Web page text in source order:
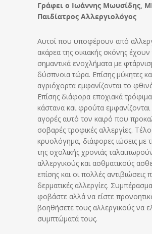
Γράφει ο Ιωάννης Μωυσίδης,
Παιδίατρος Αλλεργιολόγος
Αυτοί που υποφέρουν από
ακάρεα της οικιακής σκόνης
σημαντικά ενοχλήματα με
δύσπνοια τώρα. Επίσης μύκητες
αγριόχορτα εμφανίζονται το
Επίσης διάφορα εποχιακά
κάστανα και φρούτα εμφανίζονται
αγορές αυτό τον καιρό που
σοβαρές τροφικές αλλεργίες.
κρυολόγημα, διάφορες ιώσεις με
της σχολικής χρονιάς
αλλεργικούς και ασθματικούς
επίσης και οι πολλές αντιβιώσεις
δερματικές αλλεργίες.
φοβάστε αλλά να είστε
βοηθήσετε τους αλλεργικούς να
συμπτώματά τους.